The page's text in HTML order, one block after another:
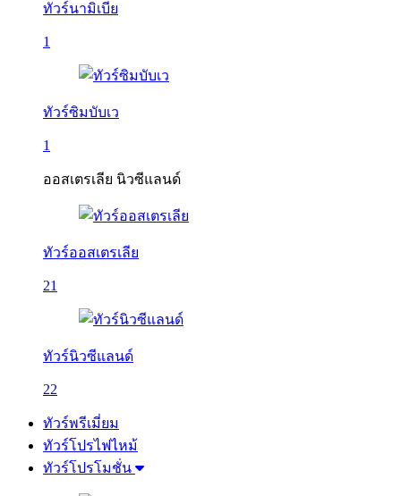
ทัวร์นามิเบีย
1
ทัวร์ซิมบับเว
1
ออสเตรเลีย นิวซีแลนด์
ทัวร์ออสเตรเลีย
21
ทัวร์นิวซีแลนด์
22
ทัวร์พรีเมี่ยม
ทัวร์โปรไฟไหม้
ทัวร์โปรโมชั่น